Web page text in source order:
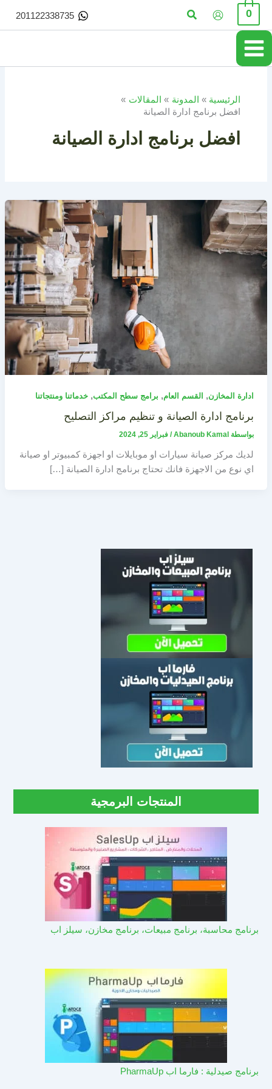
تخطي
المحتوى
0 البحث 201122338735
الرئيسية المدونة
المقالات
افضل برنامج ادارة الصيانة
افضل برنامج ادارة الصيانة
ادارة المخازن, القسم العام, برامج سطح المكتب, خدماتنا ومنتجاتنا
برنامج ادارة الصيانة و تنظيم مراكز التصليح
بواسطة Abanoub Kamal
/ فبراير 25, 2024
لديك مركز صيانة سيارات او موبايلات او اجهزة كمبيوتر او صيانة
اي نوع من الاجهزة فانك تحتاج برنامج ادارة الصيانة […]
المنتجات البرمجية
برنامج محاسبة، برنامج مبيعات، برنامج مخازن، سيلز اب
برنامج صيدلية : فارما اب PharmaUp​